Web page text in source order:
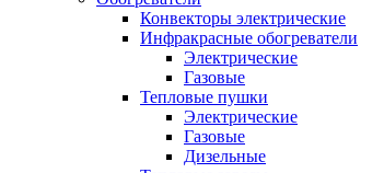
Конвекторы электрические
Инфракрасные обогреватели
Электрические
Газовые
Тепловые пушки
Электрические
Газовые
Дизельные